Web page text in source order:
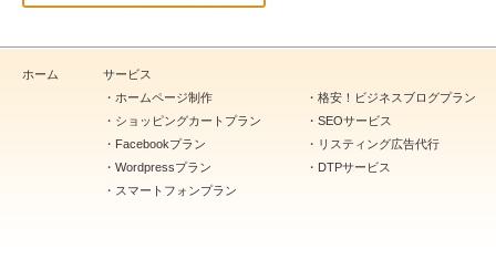
ホーム
サービス
・ ホームページ制作
・ ショッピングカートプラン
・ Facebookプラン
・ Wordpressプラン
・ スマートフォンプラン
・ 格安！ビジネスブログプラン
・ SEOサービス
・ リスティング広告代行
・ DTPサービス